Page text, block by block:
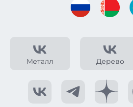
Металл Дерево